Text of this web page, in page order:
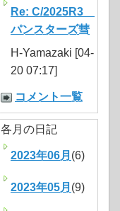
Re: C/2025R3
パンスターズ彗
H-Yamazaki [04-
20 07:17]
コメント一覧
各月の日記
2023年06月 (6)
2023年05月 (9)